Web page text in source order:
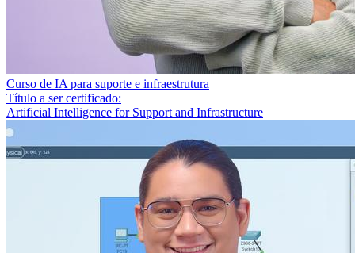
Curso de IA para suporte e infraestrutura
Título a ser certificado:
Artificial Intelligence for Support and Infrastructure